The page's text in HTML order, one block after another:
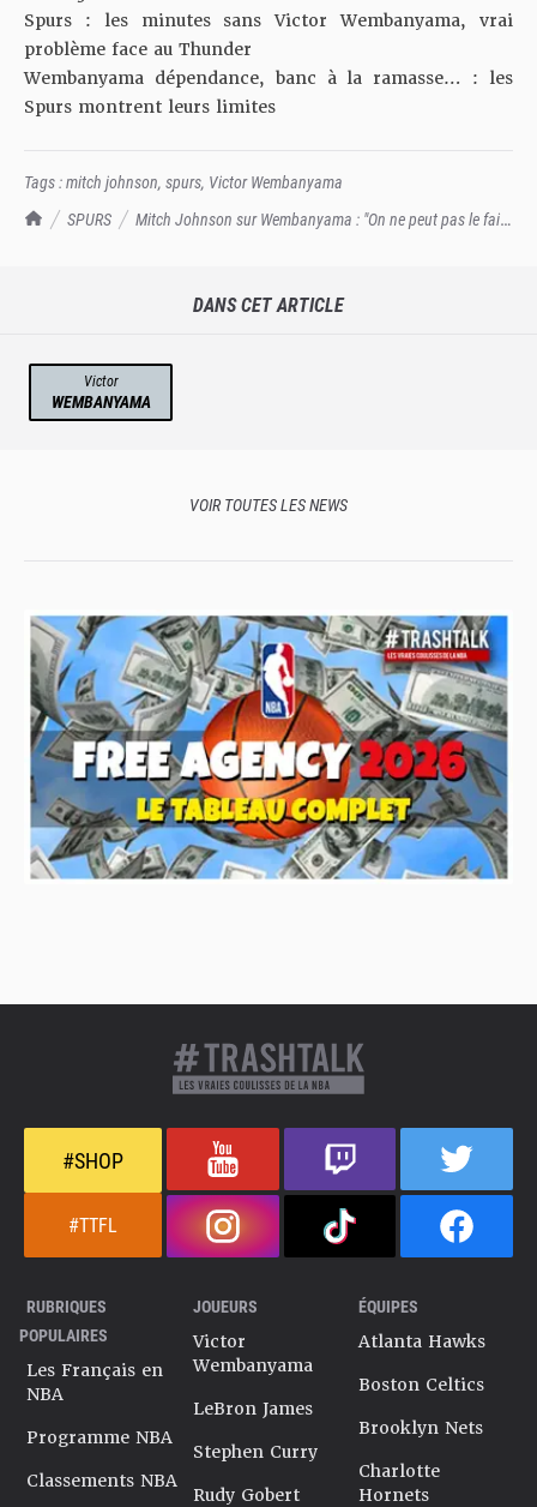
TrashTalk Actu NBA
SPURS
Mitch Johnson sur Wembanyama : "On ne peut pas le faire
Spurs : les minutes sans Victor Wembanyama, vrai
problème face au Thunder
Wembanyama dépendance, banc à la ramasse… : les
Spurs montrent leurs limites
Tags :mitch johnson, spurs, Victor Wembanyama
DANS CET ARTICLE
Victor
WEMBANYAMA
VOIR TOUTES LES NEWS
#SHOP
#TTFL
RUBRIQUES
POPULAIRES
Les Français en
NBA
Programme NBA
Classements NBA
JOUEURS
Victor
Wembanyama
LeBron James
Stephen Curry
Rudy Gobert
ÉQUIPES
Atlanta Hawks
Boston Celtics
Brooklyn Nets
Charlotte
Hornets